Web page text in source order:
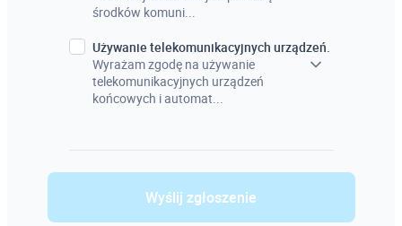
środków komuni...
Używanie telekomunikacyjnych urządzeń.
Wyrażam zgodę na używanie
telekomunikacyjnych urządzeń
końcowych i automat...
Wyślij zgłoszenie